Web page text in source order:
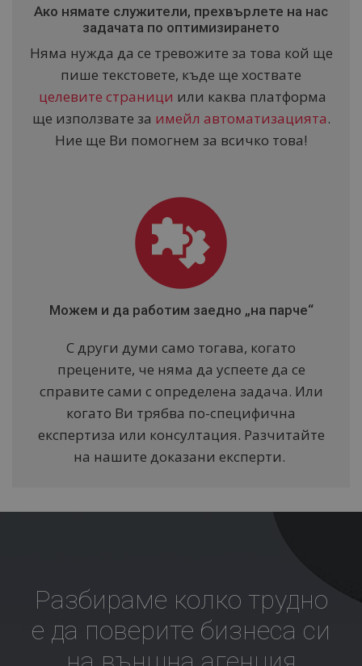
Ако нямате служители, прехвърлете на нас
задачата по оптимизирането
Няма нужда да се тревожите за това кой ще
пише текстовете, къде ще хоствате
целевите страници или каква платформа
ще използвате за имейл автоматизацията.
Ние ще Ви помогнем за всичко това!
Можем и да работим заедно „на парче“
С други думи само тогава, когато
прецените, че няма да успеете да се
справите сами с определена задача. Или
когато Ви трябва по-специфична
експертиза или консултация. Разчитайте
на нашите доказани експерти.
Разбираме колко трудно
е да поверите бизнеса си